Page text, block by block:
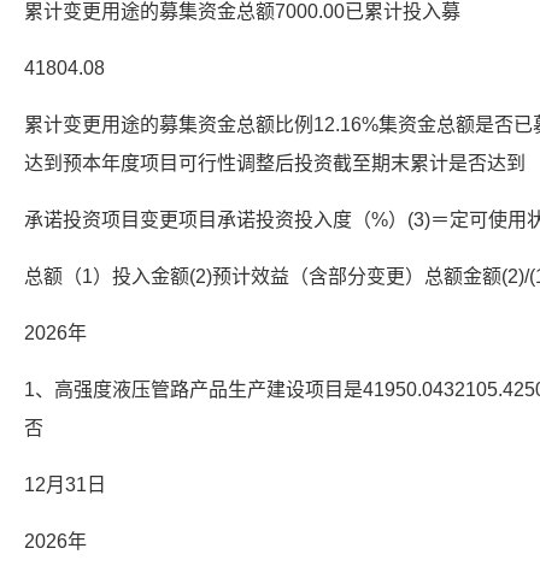
累计变更用途的募集资金总额7000.00已累计投入募
41804.08
累计变更用途的募集资金总额比例12.16%集资金总额是否
达到预本年度项目可行性调整后投资截至期末累计是否达到
承诺投资项目变更项目承诺投资投入度（%）(3)＝定可使用
总额（1）投入金额(2)预计效益（含部分变更）总额金额(2)/
2026年
1、高强度液压管路产品生产建设项目是
否
12月31日
2026年